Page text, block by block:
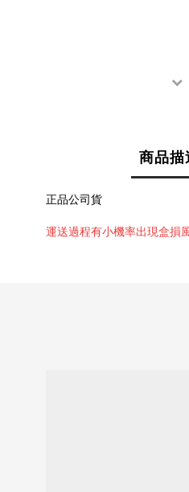
商品描
正品公司貨
運送過程有小機率出現盒損